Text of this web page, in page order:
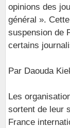
opinions des
général ».
suspension de
certains
Par Daouda
Les
sortent de leur
France